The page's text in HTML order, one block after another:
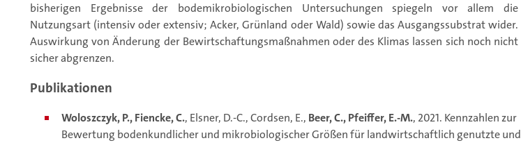
bisherigen Ergebnisse der bodemikrobiologischen Untersuchungen spiegeln vor allem die
Nutzungsart (intensiv oder extensiv; Acker, Grünland oder Wald) sowie das Ausgangssubstrat wider.
Auswirkung von Änderung der Bewirtschaftungsmaßnahmen oder des Klimas lassen sich noch nicht
sicher abgrenzen.
Publikationen
Woloszczyk, P., Fiencke, C., Elsner, D.-C., Cordsen, E., Beer, C., Pfeiffer, E.-M., 2021. Kennzahlen zur
Bewertung bodenkundlicher und mikrobiologischer Größen für landwirtschaftlich genutzte und